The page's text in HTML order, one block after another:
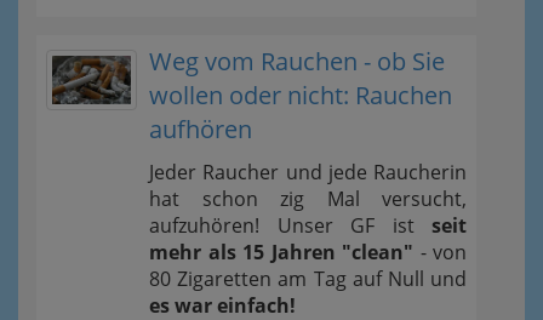
Weg vom Rauchen - ob Sie
wollen oder nicht: Rauchen
aufhören
Jeder Raucher und jede Raucherin
hat schon zig Mal versucht,
aufzuhören! Unser GF ist seit
mehr als 15 Jahren "clean" - von
80 Zigaretten am Tag auf Null und
es war einfach!